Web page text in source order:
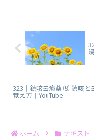
323｜鎮咳去痰薬 ⑻ 鎮咳と
覚え方｜YouTube
ホーム テキス